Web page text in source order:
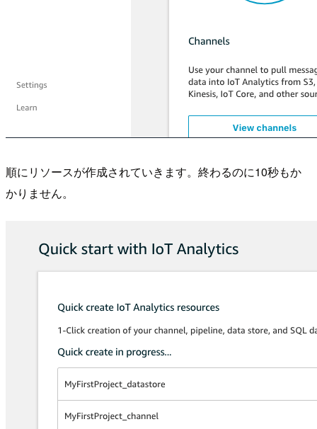
順にリソースが作成されていきます。終わるのに10秒もか
かりません。